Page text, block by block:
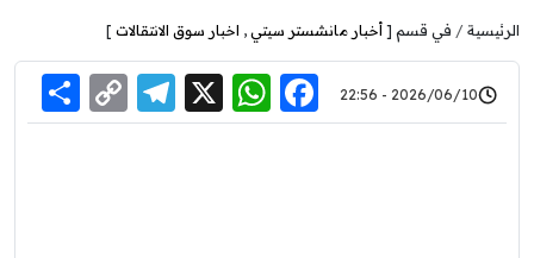
الرئيسية في قسم [ أخبار مانشستر سيتي , اخبار سوق الانتقالات ]
2026/06/10 - 22:56
Facebook
WhatsApp
X
Link